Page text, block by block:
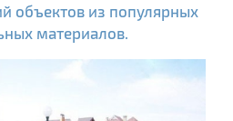
объектов из популярных
материалов.